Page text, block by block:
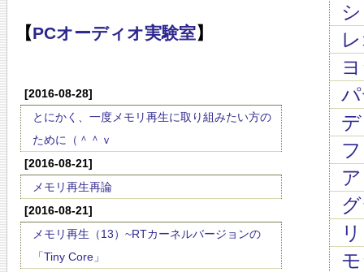
【PCオーディオ実験室】
[2016-08-28]
とにかく、一度メモリ再生に取り組みたい方の
ために（＾＾ｖ
[2016-08-21]
メモリ再生再論
[2016-08-21]
メモリ再生（13）~RTカーネルバージョンの
「Tiny Core」